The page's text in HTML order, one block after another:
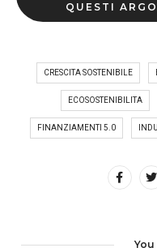
QUESTI
CRESCITA SOSTENIBILE
ECOSOSTENIBILITA
FINANZIAMENTI 5.0
You